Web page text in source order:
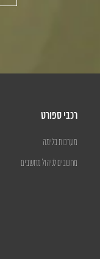
רכבי ספורט
מערכות בלימה
מחשבים לניהול מחשבים